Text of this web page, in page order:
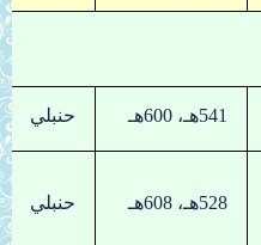
541هـ، 600هـ حنبلي
528هـ، 608هـ حنبلي